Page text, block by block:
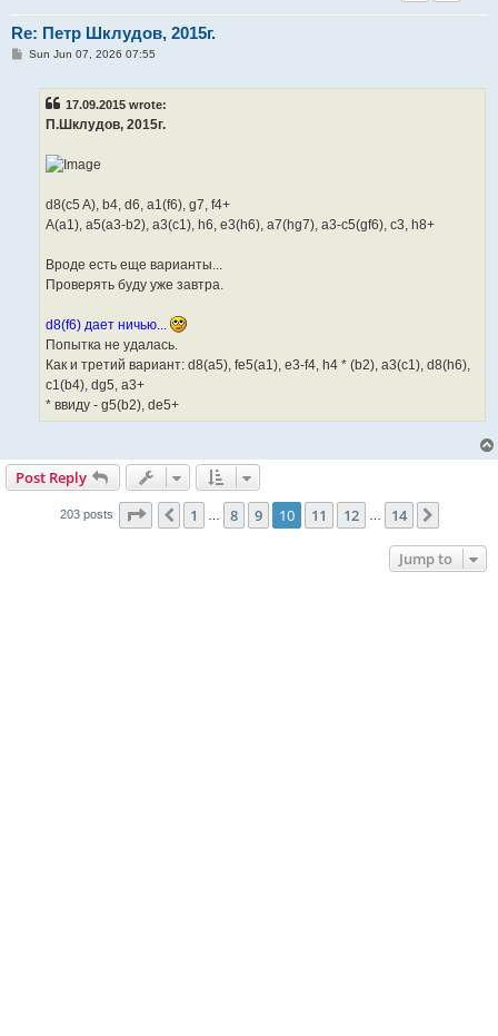
Re: Петр Шклудов, 2015г.
PSun Jun 07, 2026 07:55
17.09.2015 wrote:
П.Шклудов, 2015г.
d8(c5 A), b4, d6, a1(f6), g7, f4+
A(a1), a5(a3-b2), a3(c1), h6, e3(h6), a7(hg7), a3-c5(gf6), c3, h8+
Вроде есть еще варианты...
Проверять буду уже завтра.
d8(f6) дает ничью...
Попытка не удалась.
Как и третий вариант: d8(a5), fe5(a1), e3-f4, h4 * (b2), a3(c1), d8(h6),
c1(b4), dg5, a3+
* ввиду - g5(b2), de5+
Post Reply
203 posts Page 10 of 14
Previous
1 8 9 10 11 12 14
Jump to